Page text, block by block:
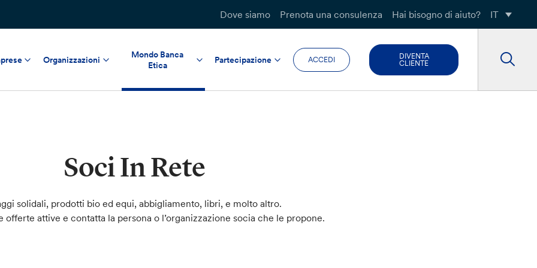
Dove siamo Prenota una consulenza Hai bisogno di aiuto? IT
Organizzazioni
Mondo Banca
Etica
Partecipazione ACCEDI
DIVENTA
CLIENTE
Soci In Rete
solidali, prodotti bio ed equi, abbigliamento, libri, e molto altro.
offerte attive e contatta la persona o l’organizzazione socia che le propone.